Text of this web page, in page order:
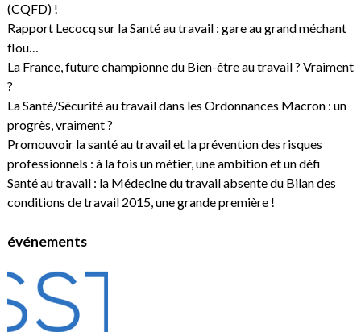
(CQFD) !
Rapport Lecocq sur la Santé au travail : gare au grand méchant
flou…
La France, future championne du Bien-être au travail ? Vraiment
?
La Santé/Sécurité au travail dans les Ordonnances Macron : un
progrès, vraiment ?
Promouvoir la santé au travail et la prévention des risques
professionnels : à la fois un métier, une ambition et un défi
Santé au travail : la Médecine du travail absente du Bilan des
conditions de travail 2015, une grande première !
événements